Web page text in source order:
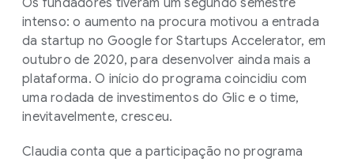
Os fundadores tiveram um segundo semestre
intenso: o aumento na procura motivou a entrada
da startup no Google for Startups Accelerator, em
outubro de 2020, para desenvolver ainda mais a
plataforma. O início do programa coincidiu com
uma rodada de investimentos do Glic e o time,
inevitavelmente, cresceu.
Claudia conta que a participação no programa